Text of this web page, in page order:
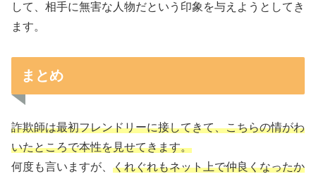
して、相手に無害な人物だという印象を与えようとしてき
ます。
まとめ
詐欺師は最初フレンドリーに接してきて、こちらの情がわ
いたところで本性を見せてきます。
何度も言いますが、 くれぐれもネット上で仲良くなったか